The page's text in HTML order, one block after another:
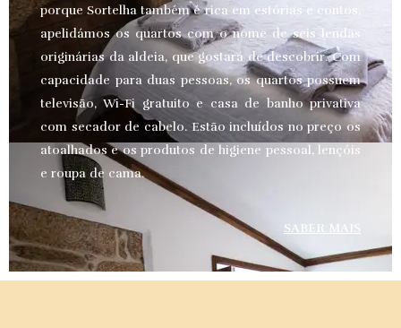
porque Sortelha também é rica em estórias e contos,
apelidámos os quartos com o nome de seis lendas
originárias da aldeia, que gostará de descobrir. Com
capacidade para duas pessoas, os quartos possuem
televisão, Wi-Fi gratuito e casa de banho privativa
com secador de cabelo. Estão incluídos no preço os
atoalhados e os produtos de higiene pessoal, lençóis
e roupa de cama.
SABER MAIS